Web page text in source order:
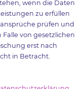
wenn die Daten
zu erfüllen
prüfen und
von gesetzlichen
erst nach
in Betracht.